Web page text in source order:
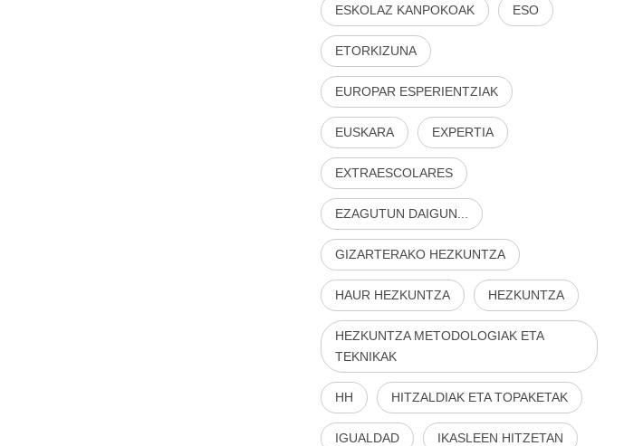
ESKOLAZ KANPOKOAK ESO
ETORKIZUNA
EUROPAR ESPERIENTZIAK
EUSKARA EXPERTIA
EXTRAESCOLARES
EZAGUTUN DAIGUN...
GIZARTERAKO HEZKUNTZA
HAUR HEZKUNTZA HEZKUNTZA
HEZKUNTZA METODOLOGIAK ETA
TEKNIKAK
HH HITZALDIAK ETA TOPAKETAK
IGUALDAD IKASLEEN HITZETAN